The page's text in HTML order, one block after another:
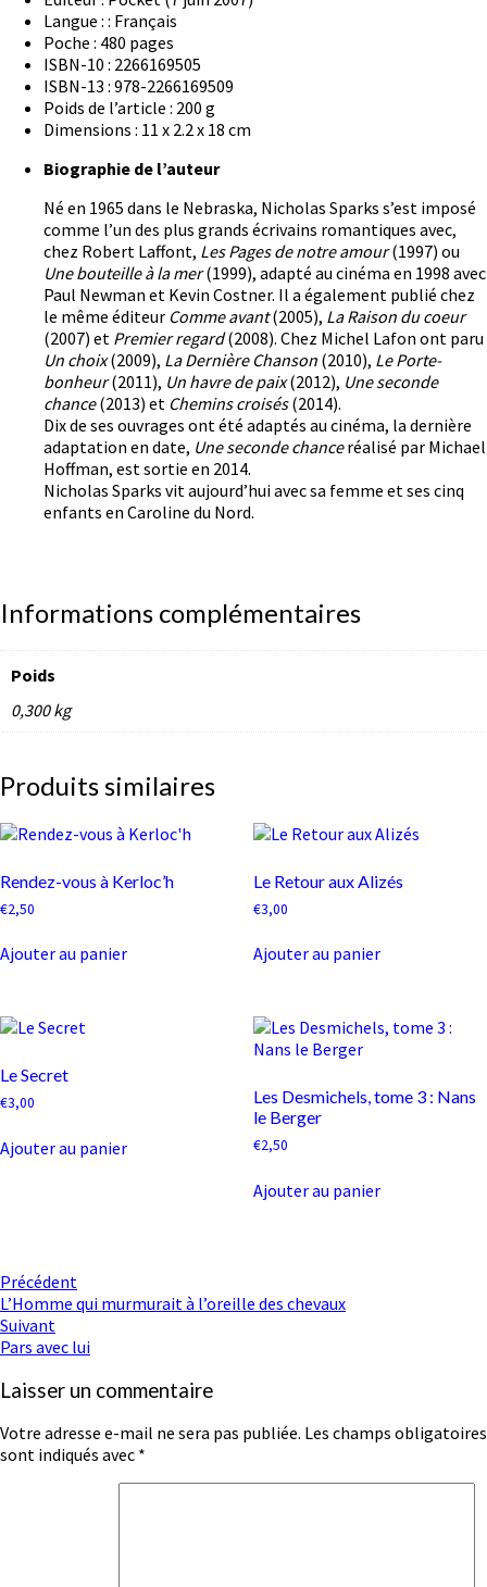
Langue : : Français
Poche : 480 pages
ISBN-10 : 2266169505
ISBN-13 : 978-2266169509
Poids de l’article : 200 g
Dimensions : 11 x 2.2 x 18 cm
Biographie de l’auteur
Né en 1965 dans le Nebraska, Nicholas Sparks s’est imposé
comme l’un des plus grands écrivains romantiques avec,
chez Robert Laffont, Les Pages de notre amour(1997) ou
Une bouteille à la mer(1999), adapté au cinéma en 1998 avec
Paul Newman et Kevin Costner. Il a également publié chez
le même éditeur Comme avant(2005), La Raison du coeur
(2007) et Premier regard(2008). Chez Michel Lafon ont paru
Un choix(2009), La Dernière Chanson (2010), Le Porte-
bonheur(2011), Un havre de paix(2012), Une seconde
chance(2013) et Chemins croisés(2014).
Dix de ses ouvrages ont été adaptés au cinéma, la dernière
adaptation en date, Une seconde chanceréalisé par Michael
Hoffman, est sortie en 2014.
Nicholas Sparks vit aujourd’hui avec sa femme et ses cinq
enfants en Caroline du Nord.
Informations complémentaires
Poids
0,300 kg
Produits similaires
Rendez-vous à Kerloc’h
€2,50
Ajouter au panier
Le Retour aux Alizés
€3,00
Ajouter au panier
Le Secret
€3,00
Ajouter au panier
Les Desmichels, tome 3 : Nans
le Berger
€2,50
Ajouter au panier
Navigation
d'article
Précédent
L’Homme qui murmurait à l’oreille des chevaux
Suivant
Pars avec lui
Laisser un commentaire
Votre adresse e-mail ne sera pas publiée. Les champs obligatoires
sont indiqués avec *